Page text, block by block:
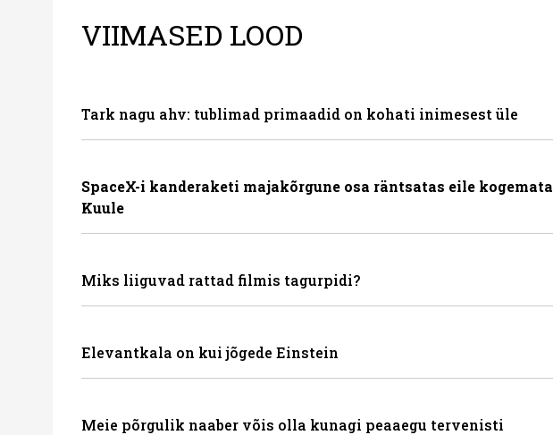
VIIMASED LOOD
Tark nagu ahv: tublimad primaadid on kohati inimesest üle
SpaceX-i kanderaketi majakõrgune osa räntsatas eile kogemata
Kuule
Miks liiguvad rattad filmis tagurpidi?
Elevantkala on kui jõgede Einstein
Meie põrgulik naaber võis olla kunagi peaaegu tervenisti